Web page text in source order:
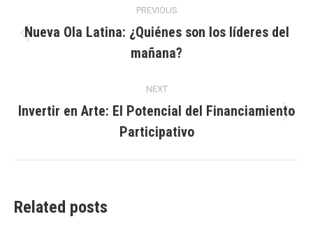
navigation
PREVIOUS
post:
Nueva Ola Latina: ¿Quiénes son los líderes del
mañana?
NEXT
post:
Invertir en Arte: El Potencial del Financiamiento
Participativo
Related posts